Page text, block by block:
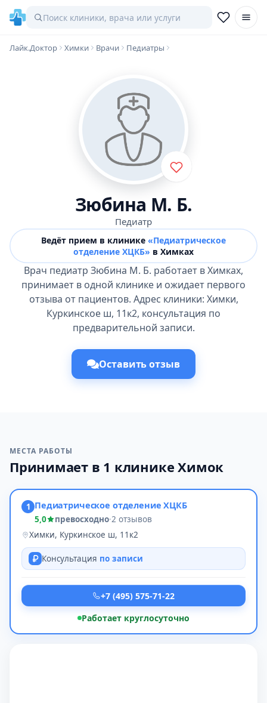
Лайк.Доктор Химки Врачи Педиатры
Зюбина М. Б.
Педиатр
Ведёт прием в клинике «Педиатрическое
отделение ХЦКБ» в Химках
Врач педиатр Зюбина М. Б. работает в Химках,
принимает в одной клинике и ожидает первого
отзыва от пациентов. Адрес клиники: Химки,
Куркинское ш, 11к2, консультация по
предварительной записи.
Оставить отзыв
МЕСТА РАБОТЫ
Принимает в 1 клинике Химок
1 Педиатрическое отделение ХЦКБ
5,0 превосходно·2 отзывов
Химки, Куркинское ш, 11к2
Консультация по записи
+7 (495) 575-71-22
Работает круглосуточно